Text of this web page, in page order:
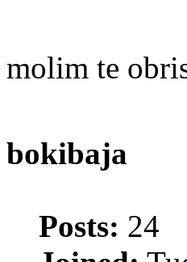
molim te
bokibaja
Posts: 24